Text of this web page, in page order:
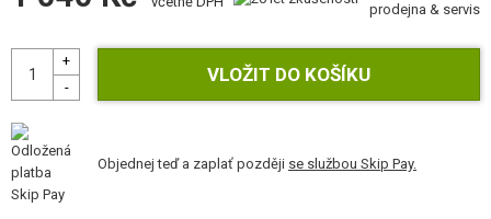
NÁHRADNÍ DÍLY, UPGRADE
SERVIS A ÚDRŽBA ZBRANÍ
SEBEOBRANA, VÝCVIK, NOŽE
TERČE, STŘELNICE
OUTDOOR A BUSHCRAFT
prodejna & servis
Objednej teď a zaplať později se službou Skip Pay.